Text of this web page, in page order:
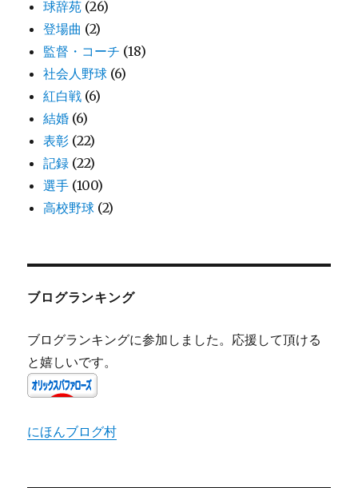
球辞苑 (26)
登場曲 (2)
監督・コーチ (18)
社会人野球 (6)
紅白戦 (6)
結婚 (6)
表彰 (22)
記録 (22)
選手 (100)
高校野球 (2)
ブログランキング
ブログランキングに参加しました。応援して頂ける
と嬉しいです。
にほんブログ村